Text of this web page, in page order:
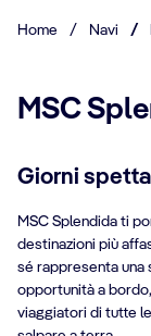
Home / Navi /
MSC
Giorni
MSC Splendida ti
destinazioni più
sé rappresenta una
opportunità a
viaggiatori di tutte